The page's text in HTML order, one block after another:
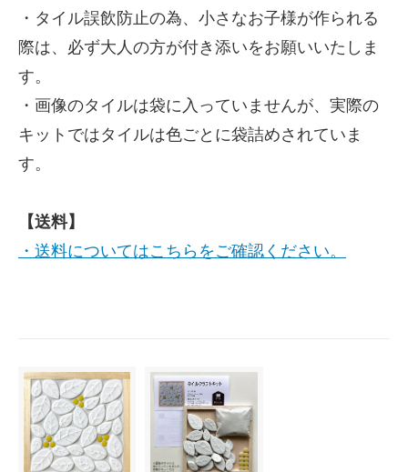
・タイル誤飲防止の為、小さなお子様が作られる
際は、必ず大人の方が付き添いをお願いいたしま
す。
・画像のタイルは袋に入っていませんが、実際の
キットではタイルは色ごとに袋詰めされていま
す。
【送料】
・送料についてはこちらをご確認ください。